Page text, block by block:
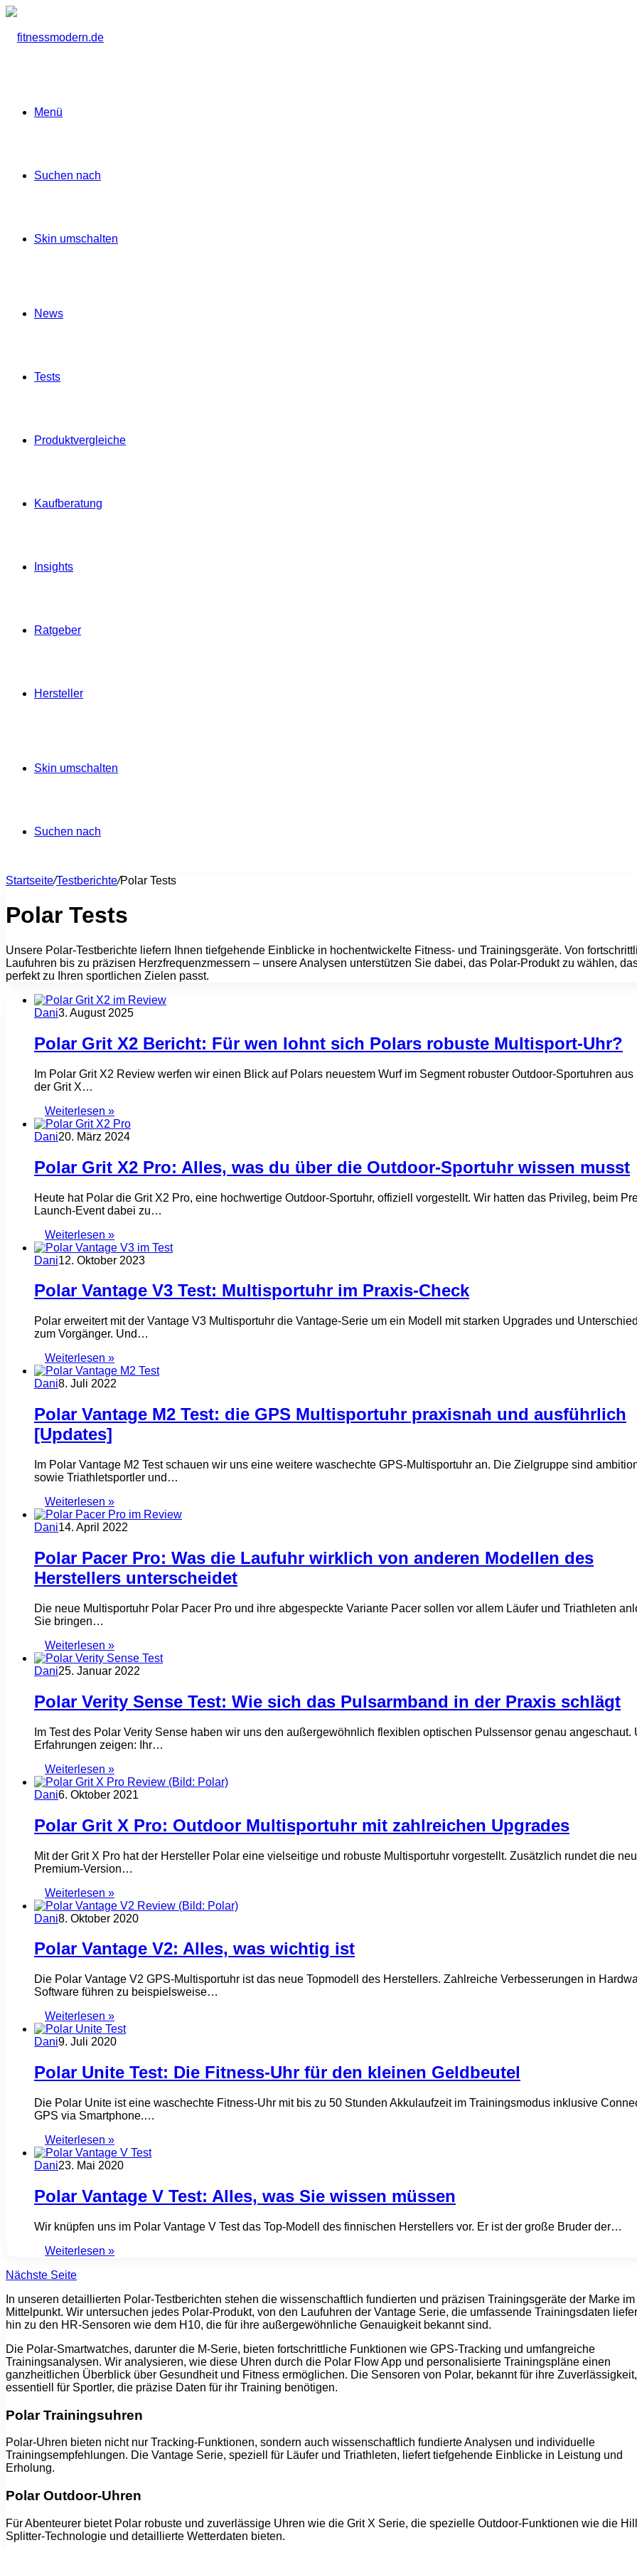
Menü
Suchen nach
Skin umschalten
News
Tests
Produktvergleiche
Kaufberatung
Insights
Ratgeber
Hersteller
Skin umschalten
Suchen nach
Startseite/Testberichte/Polar Tests
Polar Tests
Unsere Polar-Testberichte liefern Ihnen tiefgehende Einblicke in hochentwickelte Fitness- und Trainingsgeräte. Von
Laufuhren bis zu präzisen Herzfrequenzmessern – unsere Analysen unterstützen Sie dabei, das Polar-Produkt zu wählen,
perfekt zu Ihren sportlichen Zielen passt.
Dani3. August 2025
Polar Grit X2 Bericht: Für wen lohnt sich Polars robuste Multisport‑Uhr?
Im Polar Grit X2 Review werfen wir einen Blick auf Polars neuestem Wurf im Segment robuster Outdoor-Sportuhren aus
der Grit X…
Weiterlesen »
Dani20. März 2024
Polar Grit X2 Pro: Alles, was du über die Outdoor-Sportuhr wissen musst
Heute hat Polar die Grit X2 Pro, eine hochwertige Outdoor-Sportuhr, offiziell vorgestellt. Wir hatten das Privileg, beim
Launch-Event dabei zu…
Weiterlesen »
Dani12. Oktober 2023
Polar Vantage V3 Test: Multisportuhr im Praxis-Check
Polar erweitert mit der Vantage V3 Multisportuhr die Vantage-Serie um ein Modell mit starken Upgrades und
zum Vorgänger. Und…
Weiterlesen »
Dani8. Juli 2022
Polar Vantage M2 Test: die GPS Multisportuhr praxisnah und ausführlich
[Updates]
Im Polar Vantage M2 Test schauen wir uns eine weitere waschechte GPS-Multisportuhr an. Die Zielgruppe sind
sowie Triathletsportler und…
Weiterlesen »
Dani14. April 2022
Polar Pacer Pro: Was die Laufuhr wirklich von anderen Modellen des
Herstellers unterscheidet
Die neue Multisportuhr Polar Pacer Pro und ihre abgespeckte Variante Pacer sollen vor allem Läufer und Triathleten
Sie bringen…
Weiterlesen »
Dani25. Januar 2022
Polar Verity Sense Test: Wie sich das Pulsarmband in der Praxis schlägt
Im Test des Polar Verity Sense haben wir uns den außergewöhnlich flexiblen optischen Pulssensor genau angeschaut.
Erfahrungen zeigen: Ihr…
Weiterlesen »
Dani6. Oktober 2021
Polar Grit X Pro: Outdoor Multisportuhr mit zahlreichen Upgrades
Mit der Grit X Pro hat der Hersteller Polar eine vielseitige und robuste Multisportuhr vorgestellt. Zusätzlich rundet die
Premium-Version…
Weiterlesen »
Dani8. Oktober 2020
Polar Vantage V2: Alles, was wichtig ist
Die Polar Vantage V2 GPS-Multisportuhr ist das neue Topmodell des Herstellers. Zahlreiche Verbesserungen in
Software führen zu beispielsweise…
Weiterlesen »
Dani9. Juli 2020
Polar Unite Test: Die Fitness-Uhr für den kleinen Geldbeutel
Die Polar Unite ist eine waschechte Fitness-Uhr mit bis zu 50 Stunden Akkulaufzeit im Trainingsmodus inklusive
GPS via Smartphone.…
Weiterlesen »
Dani23. Mai 2020
Polar Vantage V Test: Alles, was Sie wissen müssen
Wir knüpfen uns im Polar Vantage V Test das Top-Modell des finnischen Herstellers vor. Er ist der große Bruder der…
Weiterlesen »
Nächste Seite
In unseren detaillierten Polar-Testberichten stehen die wissenschaftlich fundierten und präzisen Trainingsgeräte der Marke im
Mittelpunkt. Wir untersuchen jedes Polar-Produkt, von den Laufuhren der Vantage Serie, die umfassende Trainingsdaten
hin zu den HR-Sensoren wie dem H10, die für ihre außergewöhnliche Genauigkeit bekannt sind.
Die Polar-Smartwatches, darunter die M-Serie, bieten fortschrittliche Funktionen wie GPS-Tracking und umfangreiche
Trainingsanalysen. Wir analysieren, wie diese Uhren durch die Polar Flow App und personalisierte Trainingspläne einen
ganzheitlichen Überblick über Gesundheit und Fitness ermöglichen. Die Sensoren von Polar, bekannt für ihre
essentiell für Sportler, die präzise Daten für ihr Training benötigen.
Polar Trainingsuhren
Polar-Uhren bieten nicht nur Tracking-Funktionen, sondern auch wissenschaftlich fundierte Analysen und individuelle
Trainingsempfehlungen. Die Vantage Serie, speziell für Läufer und Triathleten, liefert tiefgehende Einblicke in Leistung und
Erholung.
Polar Outdoor-Uhren
Für Abenteurer bietet Polar robuste und zuverlässige Uhren wie die Grit X Serie, die spezielle Outdoor-Funktionen wie die Hill
Splitter-Technologie und detaillierte Wetterdaten bieten.